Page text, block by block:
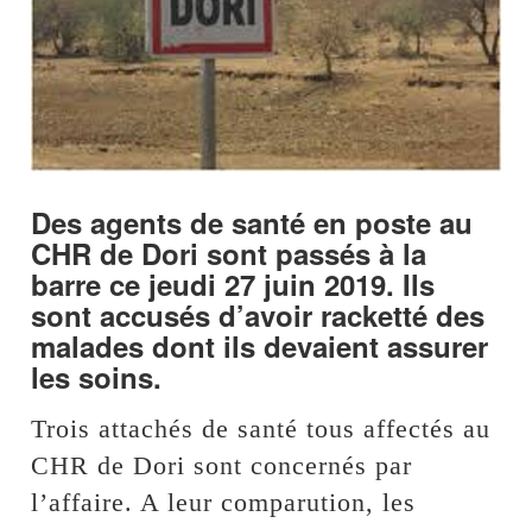
Des agents de santé en poste au
CHR de Dori sont passés à la
barre ce jeudi 27 juin 2019. Ils
sont accusés d’avoir racketté des
malades dont ils devaient assurer
les soins.
Trois attachés de santé tous affectés au
CHR de Dori sont concernés par
l’affaire. A leur comparution, les